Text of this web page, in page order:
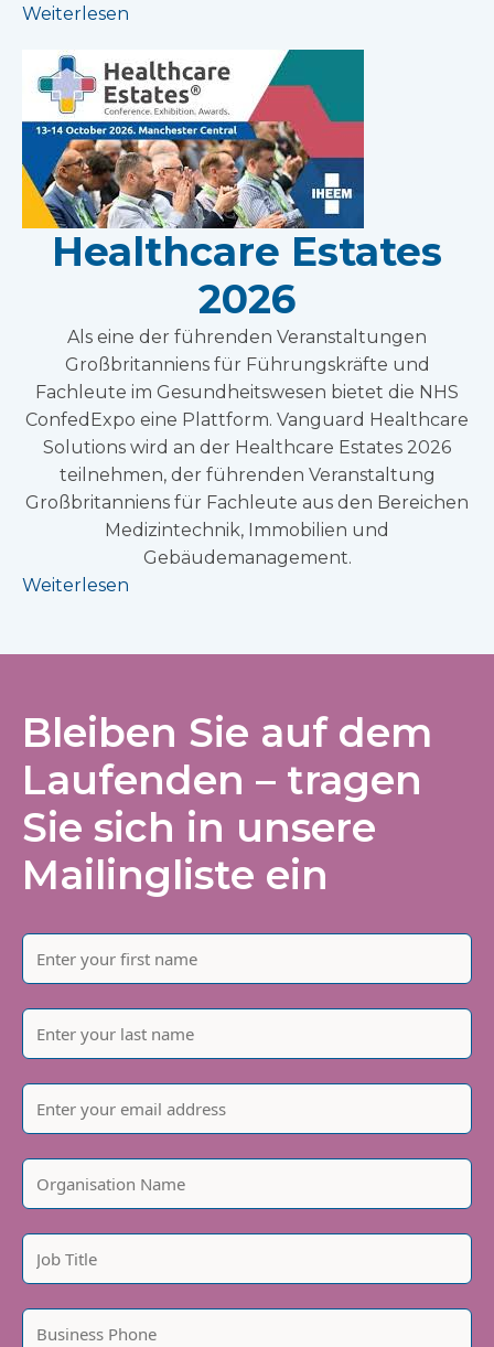
Weiterlesen
Healthcare Estates
2026
Als eine der führenden Veranstaltungen
Großbritanniens für Führungskräfte und
Fachleute im Gesundheitswesen bietet die NHS
ConfedExpo eine Plattform. Vanguard Healthcare
Solutions wird an der Healthcare Estates 2026
teilnehmen, der führenden Veranstaltung
Großbritanniens für Fachleute aus den Bereichen
Medizintechnik, Immobilien und
Gebäudemanagement.
Weiterlesen
Bleiben Sie auf dem
Laufenden – tragen
Sie sich in unsere
Mailingliste ein